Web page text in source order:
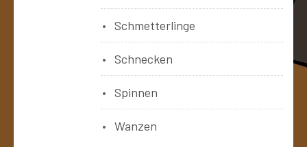
Schmetterlinge
Schnecken
Spinnen
Wanzen